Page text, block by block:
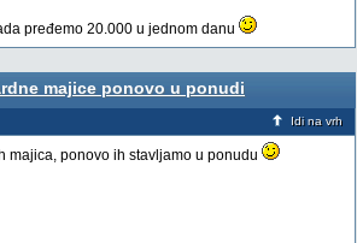
pređemo 20.000 u jednom danu
majice ponovo u ponudi
Idi na vrh
majica, ponovo ih stavljamo u ponudu